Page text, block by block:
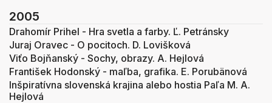
2005
Drahomír Prihel - Hra svetla a farby. Ľ. Petránsky
Juraj Oravec - O pocitoch. D. Lovišková
Viťo Bojňanský - Sochy, obrazy. A. Hejlová
František Hodonský - maľba, grafika. E. Porubänová
Inšpiratívna slovenská krajina alebo hostia Paľa M. A.
Hejlová